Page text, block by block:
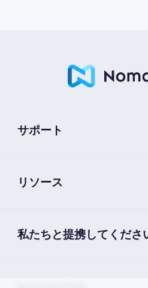
サポート
リソース
私たちと提携してくださ